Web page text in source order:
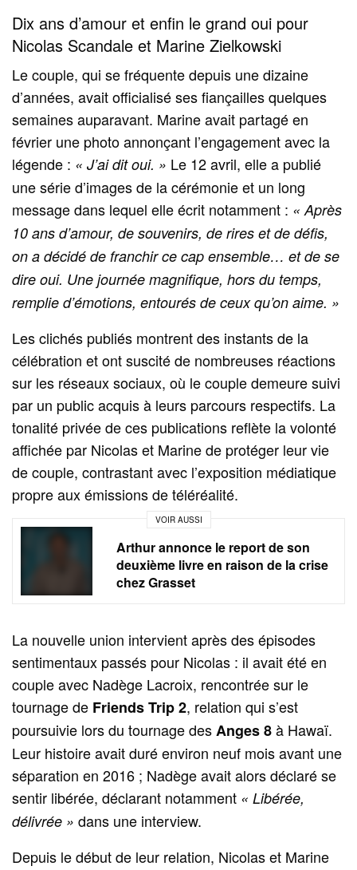
Dix ans d’amour et enfin le grand oui pour
Nicolas Scandale et Marine Zielkowski
Le couple, qui se fréquente depuis une dizaine
d’années, avait officialisé ses fiançailles quelques
semaines auparavant. Marine avait partagé en
février une photo annonçant l’engagement avec la
légende : « J’ai dit oui. » Le 12 avril, elle a publié
une série d’images de la cérémonie et un long
message dans lequel elle écrit notamment : « Après
10 ans d’amour, de souvenirs, de rires et de défis,
on a décidé de franchir ce cap ensemble… et de se
dire oui. Une journée magnifique, hors du temps,
remplie d’émotions, entourés de ceux qu’on aime. »
Les clichés publiés montrent des instants de la
célébration et ont suscité de nombreuses réactions
sur les réseaux sociaux, où le couple demeure suivi
par un public acquis à leurs parcours respectifs. La
tonalité privée de ces publications reflète la volonté
affichée par Nicolas et Marine de protéger leur vie
de couple, contrastant avec l’exposition médiatique
propre aux émissions de téléréalité.
VOIR AUSSI
Arthur annonce le report de son
deuxième livre en raison de la crise
chez Grasset
La nouvelle union intervient après des épisodes
sentimentaux passés pour Nicolas : il avait été en
couple avec Nadège Lacroix, rencontrée sur le
tournage de Friends Trip 2, relation qui s’est
poursuivie lors du tournage desAnges 8à Hawaï.
Leur histoire avait duré environ neuf mois avant une
séparation en 2016 ; Nadège avait alors déclaré se
sentir libérée, déclarant notamment « Libérée,
délivrée » dans une interview.
Depuis le début de leur relation, Nicolas et Marine